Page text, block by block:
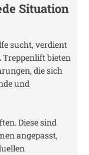
Situation
sucht, verdient
Treppenlift bieten
die sich
und
Diese sind
angepasst,